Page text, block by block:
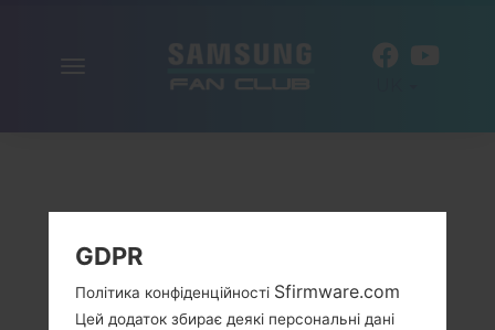
GDPR
Політика конфіденційності Sfirmware.com
Цей додаток збирає деякі персональні дані